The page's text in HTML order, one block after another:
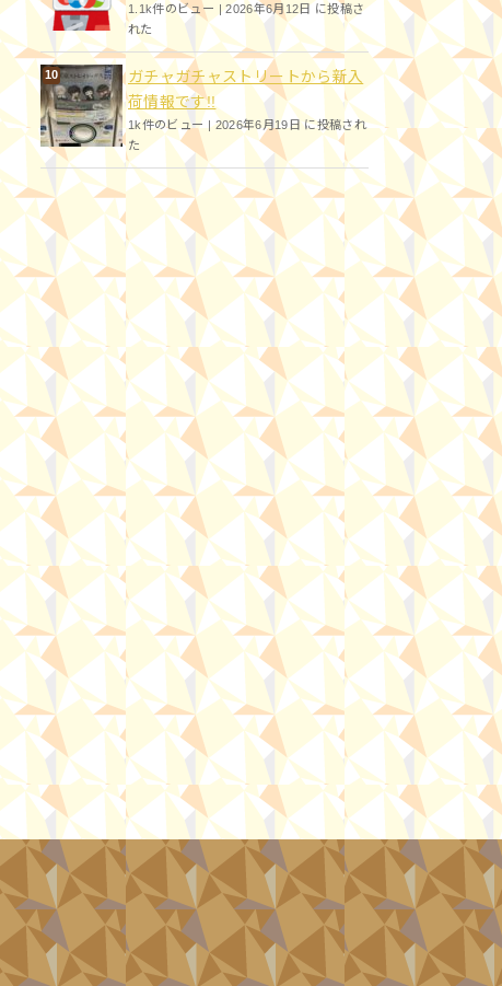
1.1k件のビュー |2026年6月12日 に投稿さ
れた
ガチャガチャストリートから新入
荷情報です!!
1k件のビュー |2026年6月19日 に投稿され
た